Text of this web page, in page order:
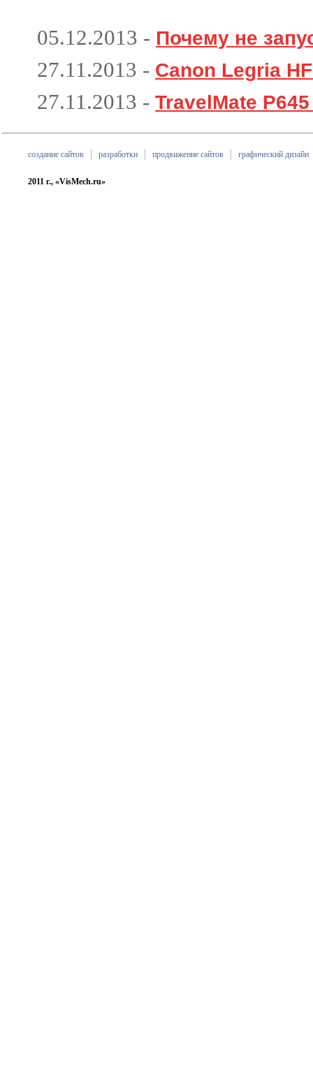
05.12.2013 - Почему не
27.11.2013 - Canon Legria
27.11.2013 - TravelMate
создание сайтов разработки продвижение сайтов графический дизайн
2011 г., «VisMech.ru»